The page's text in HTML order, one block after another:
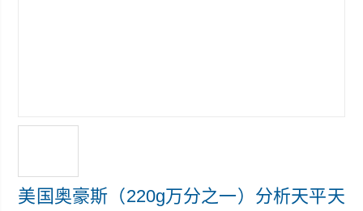
美国奥豪斯（220g万分之一）分析天平天